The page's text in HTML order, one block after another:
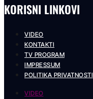
KORISNI LINKOVI
VIDEO
KONTAKTI
TV PROGRAM
IMPRESSUM
POLITIKA PRIVATNOSTI
VIDEO